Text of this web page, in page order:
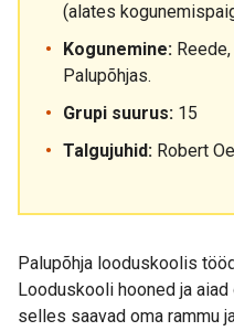
(alates
Kogunemine:
Palupõhjas.
Grupi suurus: 15
Talgujuhid: Robert
Palupõhja looduskoolis
Looduskooli hooned ja
selles saavad oma rammu